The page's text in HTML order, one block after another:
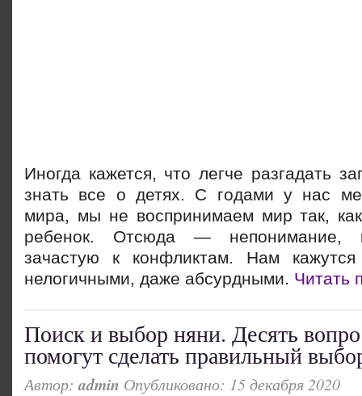
Иногда кажется, что легче разгадать
знать все о детях. С годами у нас
мира, мы не воспринимаем мир так,
ребенок. Отсюда — непонимание,
зачастую к конфликтам. Нам кажутся
нелогичными, даже абсурдными. Читать
Поиск и выбор няни. Десять
помогут сделать правильный
Автор:admin Опубликовано: 15 декабря 2020